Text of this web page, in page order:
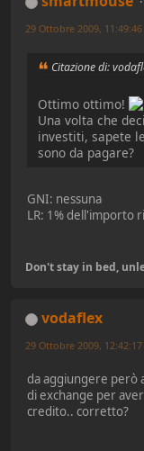
29 Ottobre 2009, 11:49:46
Citazione di:
Ottimo ottimo!
Una volta che
investiti, sapete
sono da pagare?
GNI: nessuna
LR: 1% dell'importo
Don't stay in bed,
vodaflex
29 Ottobre 2009, 12:42:17
da aggiungere però
di exchange per
credito.. corretto?